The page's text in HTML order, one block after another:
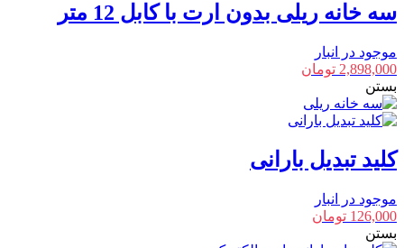
سه خانه ریلی بدون ارت با کابل 12 متر
موجود در انبار
2,898,000 تومان
بستن
کلید تبدیل بارانی
موجود در انبار
126,000 تومان
بستن